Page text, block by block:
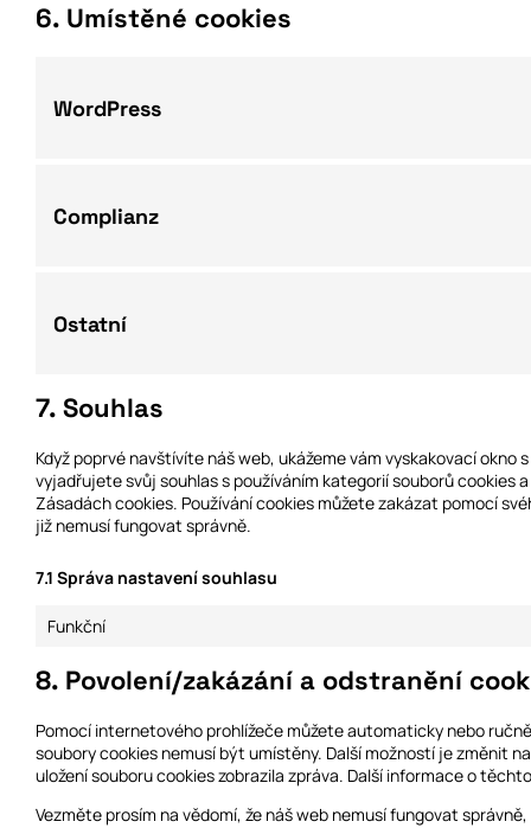
6. Umístěné cookies
WordPress
Complianz
Ostatní
7. Souhlas
Když poprvé navštívíte náš web, ukážeme vám vyskakovací
vyjadřujete svůj souhlas s používáním kategorií souborů cookies
Zásadách cookies. Používání cookies můžete zakázat pomocí
již nemusí fungovat správně.
7.1 Správa nastavení souhlasu
Funkční
8. Povolení/zakázání a odstranění
Pomocí internetového prohlížeče můžete automaticky nebo
soubory cookies nemusí být umístěny. Další možností je změnit
uložení souboru cookies zobrazila zpráva. Další informace o
Vezměte prosím na vědomí, že náš web nemusí fungovat